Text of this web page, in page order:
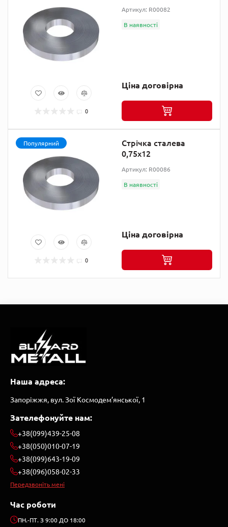
0
Артикул: R00082
В наявності
Ціна договірна
Популярний
0
Стрічка сталева
0,75х12
Артикул: R00086
В наявності
Ціна договірна
Наша адреса:
Запоріжжя, вул. Зої Космодем’янської, 1
Зателефонуйте нам:
+38(099)439-25-08
+38(050)010-07-19
+38(099)643-19-09
+38(096)058-02-33
Передзвоніть мені
Час роботи
ПН.-ПТ. З 9:00 ДО 18:00